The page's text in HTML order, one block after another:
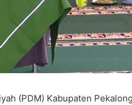
(PDM) Kabupaten